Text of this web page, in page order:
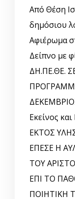
Από Θέση
δημόσιου
Αφιέρωμα
Δείπνο με
ΔΗ.ΠΕ.ΘΕ.
Εκείνος και
ΕΚΤΟΣ
ΕΠΕΣΕ Η
ΤΟΥ
ΕΠΙ ΤΟ
ΠΟΙΗΤΙΚΗ